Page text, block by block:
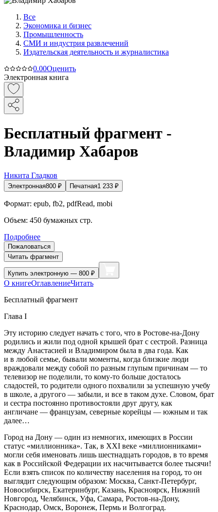
Все
Экономика и бизнес
Промышленность
СМИ и индустрия развлечений
Издательская деятельность и журналистика
0.00Оценить
Электронная книга
Бесплатный фрагмент -
Владимир Хабаров
Никита Гладков
Электронная800 ₽ Печатная1 233 ₽
Формат: epub, fb2, pdfRead, mobi
Объем: 450 бумажных стр.
Подробнее
Пожаловаться
Читать фрагмент
Купить электронную — 800 ₽
О книгеОглавлениеЧитать
Бесплатный фрагмент
Глава I
Эту историю следует начать с того, что в Ростове-на-Дону
родились и жили под одной крышей брат с сестрой. Разница
между Анастасией и Владимиром была в два года. Как
и в любой семье, бывали моменты, когда близкие люди
враждовали между собой по разным глупым причинам — то
телевизор не поделили, то кому-то больше досталось
сладостей, то родители одного похвалили за успешную учебу
в школе, а другого — забыли, и все в таком духе. Словом, брат
и сестра постоянно противостояли друг другу, как
англичане — французам, северные корейцы — южным и так
далее…
Город на Дону — один из немногих, имеющих в России
статус «миллионника». Так, в XXI веке «миллионниками»
могли себя именовать лишь шестнадцать городов, в то время
как в Российской Федерации их насчитывается более тысячи!
Если взять список по количеству населения на город, то он
выглядит следующим образом: Москва, Санкт-Петербург,
Новосибирск, Екатеринбург, Казань, Красноярск, Нижний
Новгород, Челябинск, Уфа, Самара, Ростов-на-Дону,
Краснодар, Омск, Воронеж, Пермь и Волгоград.